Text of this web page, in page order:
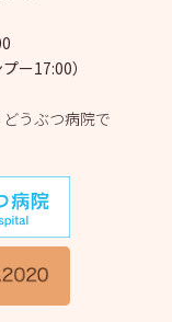
ー17:00）
うぶつ病院で